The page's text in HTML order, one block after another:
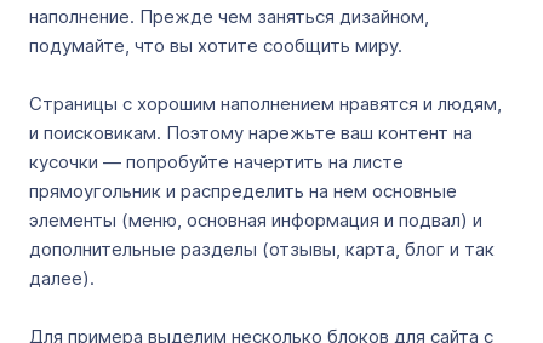
наполнение. Прежде чем заняться дизайном,
подумайте, что вы хотите сообщить миру.
Страницы с хорошим наполнением нравятся и людям,
и поисковикам. Поэтому нарежьте ваш контент на
кусочки — попробуйте начертить на листе
прямоугольник и распределить на нем основные
элементы (меню, основная информация и подвал) и
дополнительные разделы (отзывы, карта, блог и так
далее).
Для примера выделим несколько блоков для сайта с